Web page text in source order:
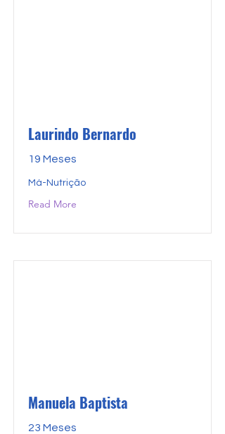
Laurindo Bernardo
19 Meses
Má-Nutrição
Read More
Manuela Baptista
23 Meses